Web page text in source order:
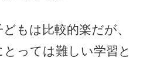
もは比較的楽だが、
っては難しい学習と